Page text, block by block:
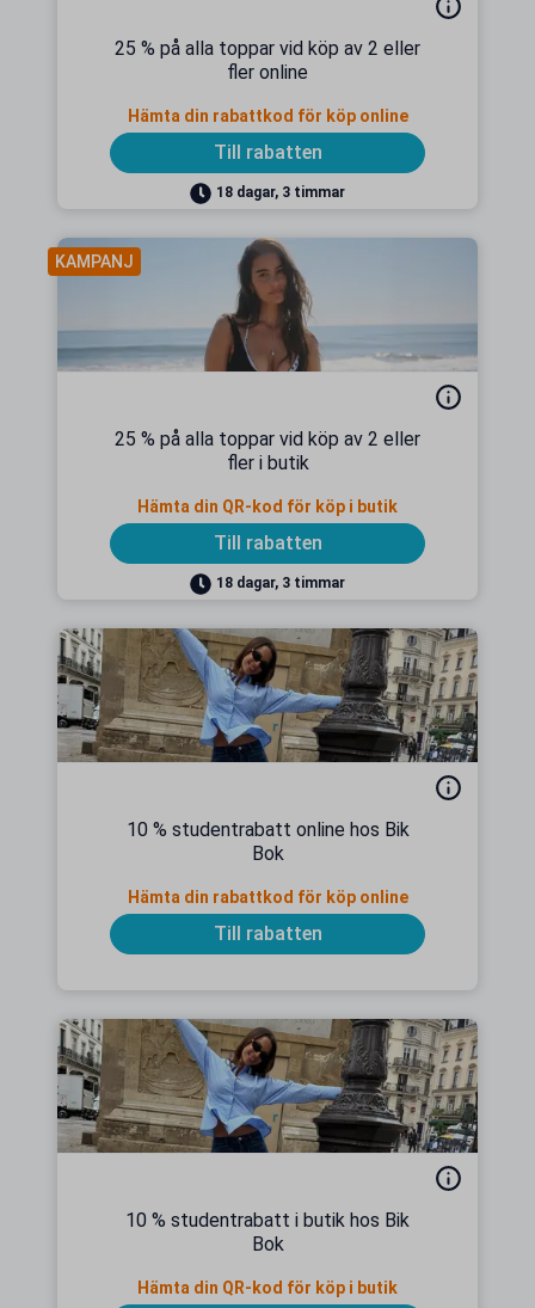
25 % på alla toppar vid köp av 2 eller
fler online
Hämta din rabattkod för köp online
Till rabatten
18 dagar, 3 timmar
KAMPANJ
25 % på alla toppar vid köp av 2 eller
fler i butik
Hämta din QR-kod för köp i butik
Till rabatten
18 dagar, 3 timmar
10 % studentrabatt online hos Bik
Bok
Hämta din rabattkod för köp online
Till rabatten
10 % studentrabatt i butik hos Bik
Bok
Hämta din QR-kod för köp i butik